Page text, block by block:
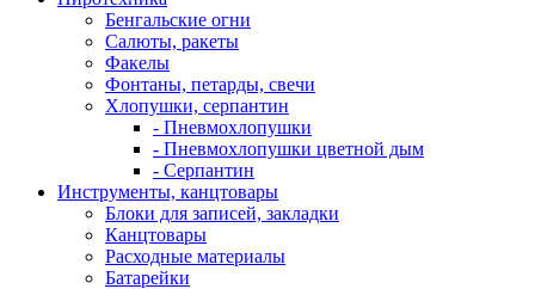
Бенгальские огни
Салюты, ракеты
Факелы
Фонтаны, петарды, свечи
Хлопушки, серпантин
- Пневмохлопушки
- Пневмохлопушки цветной дым
- Серпантин
Инструменты, канцтовары
Блоки для записей, закладки
Канцтовары
Расходные материалы
Батарейки